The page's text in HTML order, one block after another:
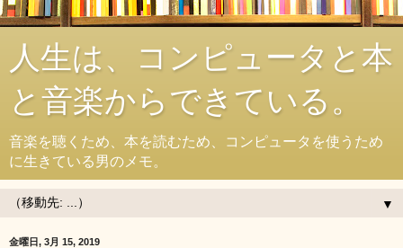
人生は、コンピュータと本
と音楽からできている。
音楽を聴くため、本を読むため、コンピュータを使うため
に生きている男のメモ。
▼
金曜日, 3月 15, 2019